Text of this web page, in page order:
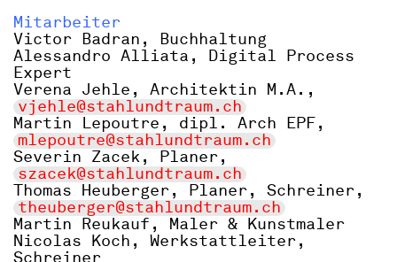
Mitarbeiter
Victor Badran, Buchhaltung
Alessandro Alliata, Digital Process
Expert
Verena Jehle, Architektin M.A.,
vjehle@stahlundtraum.ch
Martin Lepoutre, dipl. Arch EPF,
mlepoutre@stahlundtraum.ch
Severin Zacek, Planer,
szacek@stahlundtraum.ch
Thomas Heuberger, Planer, Schreiner,
theuberger@stahlundtraum.ch
Martin Reukauf, Maler & Kunstmaler
Nicolas Koch, Werkstattleiter,